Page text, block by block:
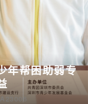
年帮困助弱专